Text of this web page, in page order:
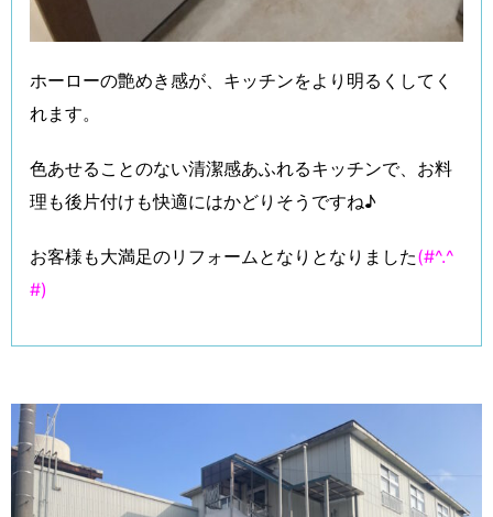
ホーローの艶めき感が、キッチンをより明るくしてく
れます。
色あせることのない清潔感あふれるキッチンで、お料
理も後片付けも快適にはかどりそうですね♪
お客様も大満足のリフォームとなりとなりました(#^.^
#)